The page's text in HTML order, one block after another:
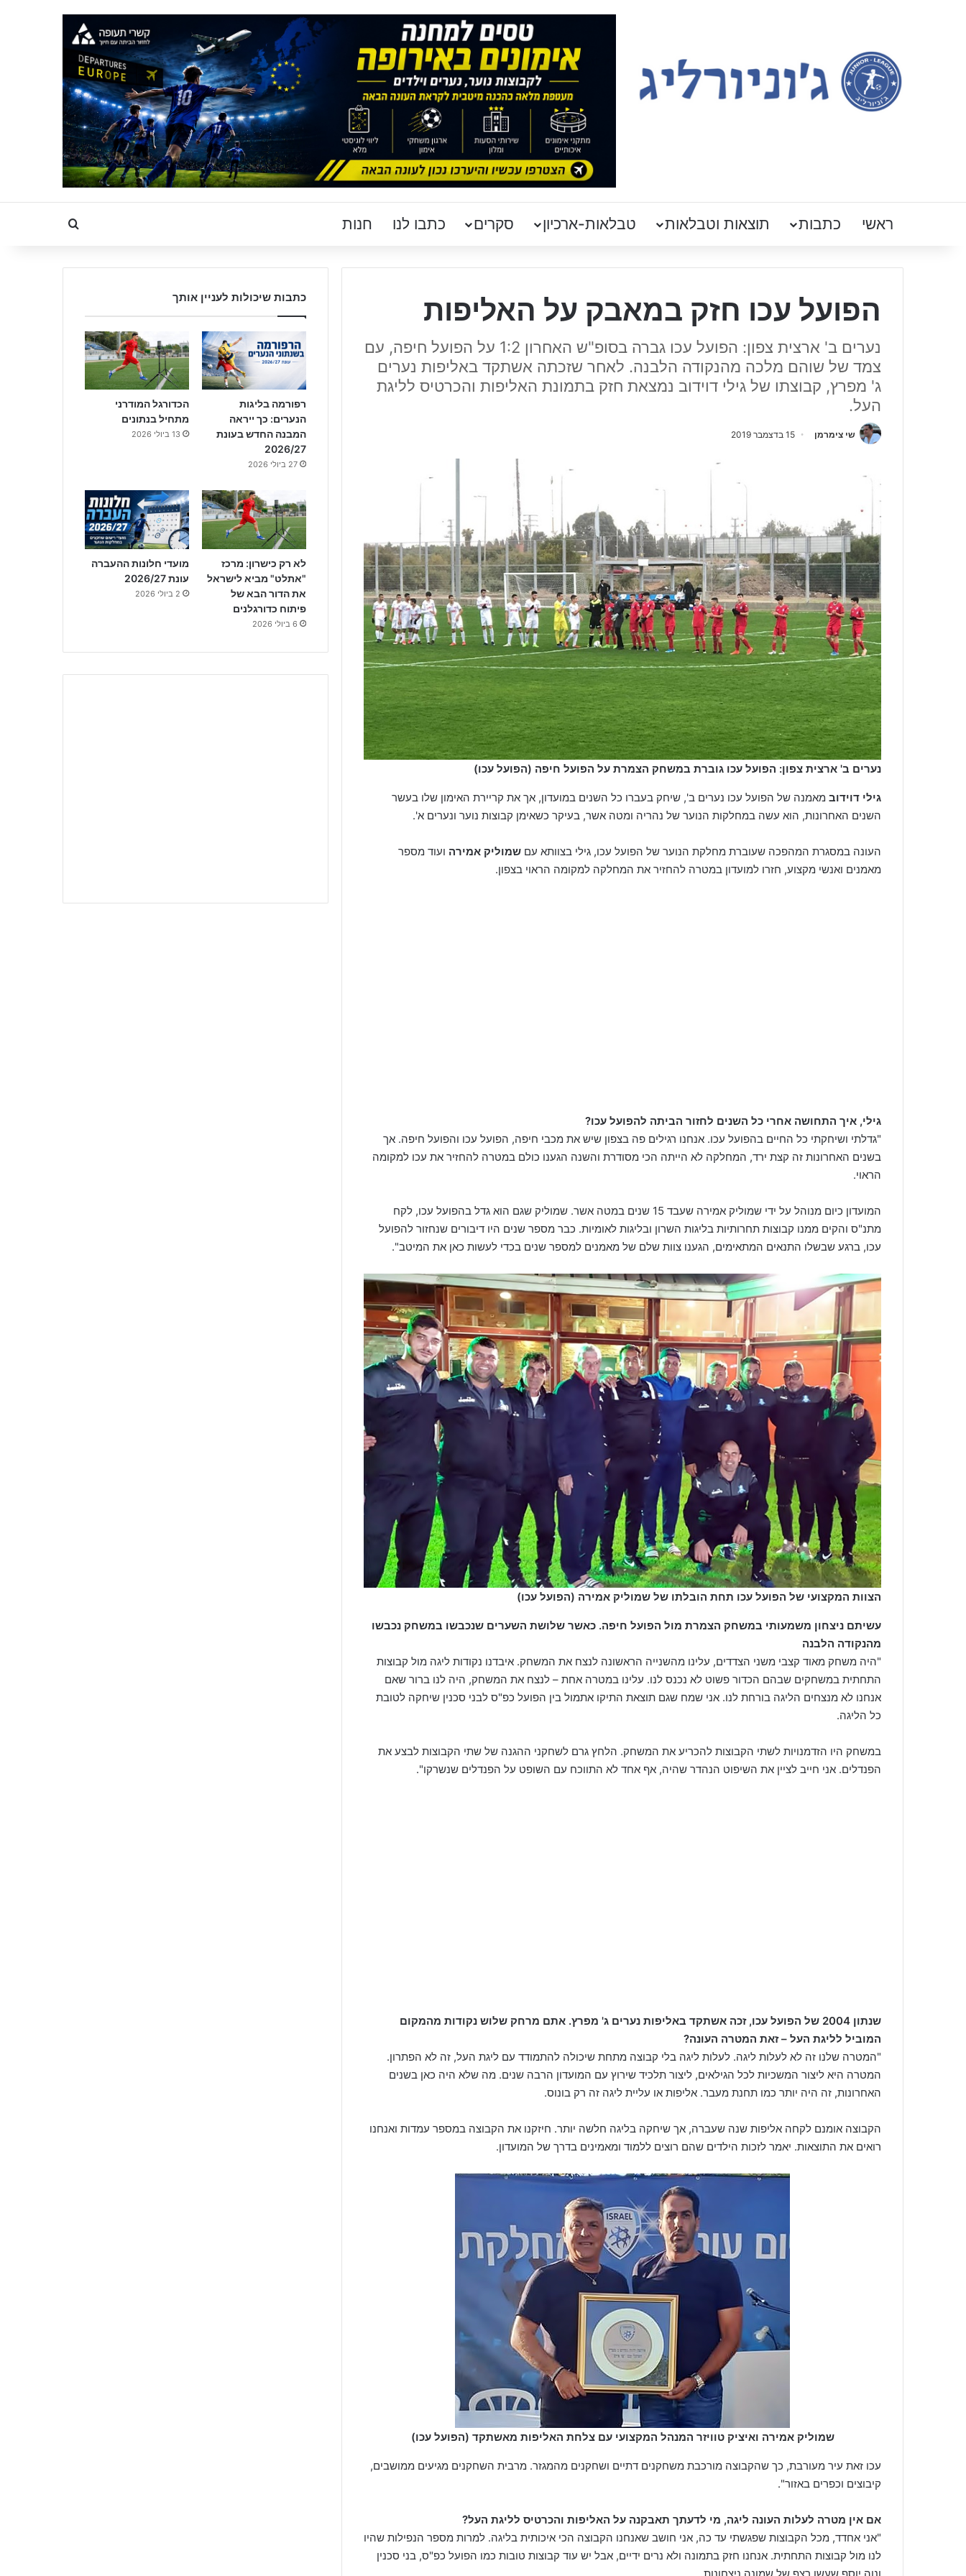
ראשי כתבות תוצאות וטבלאות טבלאות-ארכיון סקרים כתבו לנו חנות Search for
הפועל עכו חזק במאבק על האליפות
נערים ב' ארצית צפון: הפועל עכו גברה בסופ"ש האחרון 1:2 על הפועל חיפה, עם
צמד של שוהם מלכה מהנקודה הלבנה. לאחר שזכתה אשתקד באליפות נערים
ג' מפרץ, קבוצתו של גילי דוידוב נמצאת חזק בתמונת האליפות והכרטיס לליגת
העל.
שי צימרמן 15 בדצמבר 2019
נערים ב' ארצית צפון: הפועל עכו גוברת במשחק הצמרת על הפועל חיפה (הפועל עכו)
גילי דוידוב מאמנה של הפועל עכו נערים ב', שיחק בעברו כל השנים במועדון, אך את קריירת האימון שלו בעשר
השנים האחרונות, הוא עשה במחלקות הנוער של נהריה ומטה אשר, בעיקר כשאימן קבוצות נוער ונערים א'.
העונה במסגרת המהפכה שעוברת מחלקת הנוער של הפועל עכו, גילי בצוותא עם שמוליק אמירה ועוד מספר
מאמנים ואנשי מקצוע, חזרו למועדון במטרה להחזיר את המחלקה למקומה הראוי בצפון.
גילי, איך התחושה אחרי כל השנים לחזור הביתה להפועל עכו?
"גדלתי ושיחקתי כל החיים בהפועל עכו. אנחנו רגילים פה בצפון שיש את מכבי חיפה, הפועל עכו והפועל חיפה. אך
בשנים האחרונות זה קצת ירד, המחלקה לא הייתה הכי מסודרת והשנה הגענו כולם במטרה להחזיר את עכו למקומה
הראוי.
המועדון כיום מנוהל על ידי שמוליק אמירה שעבד 15 שנים במטה אשר. שמוליק שגם הוא גדל בהפועל עכו, לקח
מתנ"ס והקים ממנו קבוצות תחרותיות בליגות השרון ובליגות לאומיות. כבר מספר שנים היו דיבורים שנחזור להפועל
עכו, ברגע שבשלו התנאים המתאימים, הגענו צוות שלם של מאמנים למספר שנים בכדי לעשות כאן את המיטב".
הצוות המקצועי של הפועל עכו תחת הובלתו של שמוליק אמירה (הפועל עכו)
עשיתם ניצחון משמעותי במשחק הצמרת מול הפועל חיפה. כאשר שלושת השערים שנכבשו במשחק נכבשו
מהנקודה הלבנה
"היה משחק מאוד קצבי משני הצדדים, עלינו מהשנייה הראשונה לנצח את המשחק. איבדנו נקודות ליגה מול קבוצות
התחתית במשחקים שבהם הכדור פשוט לא נכנס לנו. עלינו במטרה אחת – לנצח את המשחק, היה לנו ברור שאם
אנחנו לא מנצחים הליגה בורחת לנו. אני שמח שגם תוצאת התיקו אתמול בין הפועל כפ"ס לבני סכנין שיחקה לטובת
כל הליגה.
במשחק היו הזדמנויות לשתי הקבוצות להכריע את המשחק. הלחץ גרם לשחקני ההגנה של שתי הקבוצות לבצע את
הפנדלים. אני חייב לציין את השיפוט הנהדר שהיה, אף אחד לא התווכח עם השופט על הפנדלים שנשרקו".
שנתון 2004 של הפועל עכו, זכה אשתקד באליפות נערים ג' מפרץ. אתם מרחק שלוש נקודות מהמקום
המוביל לליגת העל – זאת המטרה העונה?
"המטרה שלנו זה לא לעלות ליגה. לעלות ליגה בלי קבוצה מתחת שיכולה להתמודד עם ליגת העל, זה לא הפתרון.
המטרה היא ליצור המשכיות לכל הגילאים, ליצור תלכיד שירוץ עם המועדון הרבה שנים. מה שלא היה כאן בשנים
האחרונות, זה היה יותר כמו תחנת מעבר. אליפות או עליית ליגה זה רק בונוס.
הקבוצה אומנם לקחה אליפות שנה שעברה, אך שיחקה בליגה חלשה יותר. חיזקנו את הקבוצה במספר עמדות ואנחנו
רואים את התוצאות. יאמר לזכות הילדים שהם רוצים ללמוד ומאמינים בדרך של המועדון.
שמוליק אמירה ואיציק טוויזר המנהל המקצועי עם צלחת האליפות מאשתקד (הפועל עכו)
עכו זאת עיר מעורבת, כך שהקבוצה מורכבת משחקנים דתיים ושחקנים מהמגזר. מרבית השחקנים מגיעים ממושבים,
קיבוצים וכפרים באזור".
אם אין מטרה לעלות העונה ליגה, מי לדעתך תאבקנה על האליפות והכרטיס לליגת העל?
"אני אחדד, מכל הקבוצות שפגשתי עד כה, אני חושב שאנחנו הקבוצה הכי איכותית בליגה. למרות מספר הנפילות שהיו
לנו מול קבוצות התחתית. אנחנו חזק בתמונה ולא נרים ידיים, אבל יש עוד קבוצות טובות כמו הפועל כפ"ס, בני סכנין
כתבות שיכולות לעניין אותך
רפורמה בליגות
הנערים: כך ייראה
המבנה החדש בעונת
2026/27
27 ביולי 2026
הכדורגל המודרני
מתחיל בנתונים
13 ביולי 2026
לא רק כישרון: מרכז
"אתלט" מביא לישראל
את הדור הבא של
פיתוח כדורגלנים
6 ביולי 2026
מועדי חלונות ההעברה
עונת 2026/27
2 ביולי 2026